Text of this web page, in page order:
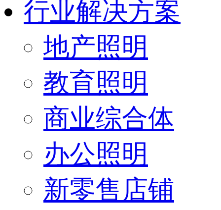
行业解决方案
地产照明
教育照明
商业综合体
办公照明
新零售店铺